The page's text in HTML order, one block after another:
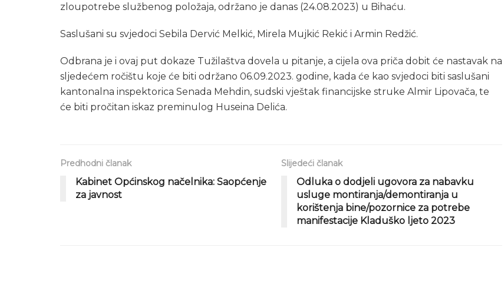
zloupotrebe službenog položaja, održano je danas (24.08.2023) u Bihaću.
Saslušani su svjedoci Sebila Dervić Melkić, Mirela Mujkić Rekić i Armin Redžić.
Odbrana je i ovaj put dokaze Tužilaštva dovela u pitanje, a cijela ova priča dobit će nastavak na
sljedećem ročištu koje će biti održano 06.09.2023. godine, kada će kao svjedoci biti saslušani
kantonalna inspektorica Senada Mehdin, sudski vještak financijske struke Almir Lipovača, te
će biti pročitan iskaz preminulog Huseina Delića.
Predhodni članak
Kabinet Općinskog načelnika: Saopćenje
za javnost
Slijedeći članak
Odluka o dodjeli ugovora za nabavku
usluge montiranja/demontiranja u
korištenja bine/pozornice za potrebe
manifestacije Kladuško ljeto 2023